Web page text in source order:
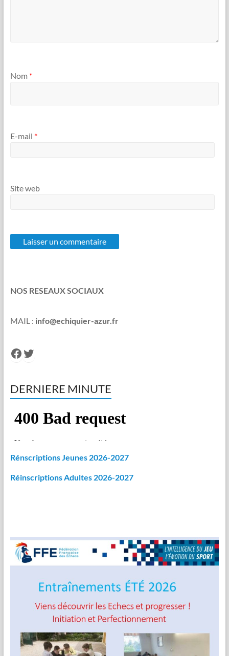
Nom *
E-mail *
Site web
NOS RESEAUX SOCIAUX
MAIL : info@echiquier-azur.fr
Facebook
Twitter
DERNIERE MINUTE
Rénscriptions Jeunes 2026-2027
Réinscriptions Adultes 2026-2027